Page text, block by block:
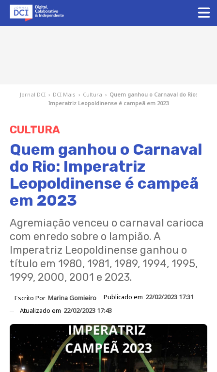
Jornal DCI › DCI Mais › Cultura › Quem ganhou o Carnaval do Rio:
Imperatriz Leopoldinense é campeã em 2023
CULTURA
Quem ganhou o Carnaval
do Rio: Imperatriz
Leopoldinense é campeã
em 2023
Agremiação venceu o carnaval carioca
com enredo sobre o lampião. A
Imperatriz Leopoldinense ganhou o
título em 1980, 1981, 1989, 1994, 1995,
1999, 2000, 2001 e 2023.
Escrito Por Marina Gomieiro Publicado em 22/02/2023 17:31
Atualizado em 22/02/2023 17:43